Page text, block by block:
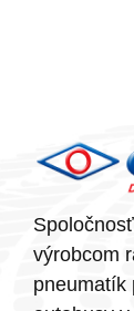
výrobcom
pneumatík